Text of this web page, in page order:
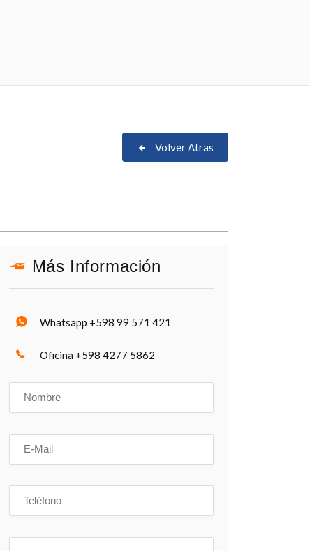
Volver Atras
Más Información
Whatsapp +598 99 571 421
Oficina +598 4277 5862